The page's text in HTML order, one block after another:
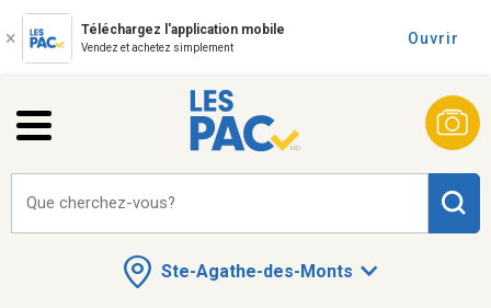
Téléchargez l'application mobile
Vendez et achetez simplement
Ouvrir
Ste-Agathe-des-Monts
Que cherchez-vous?